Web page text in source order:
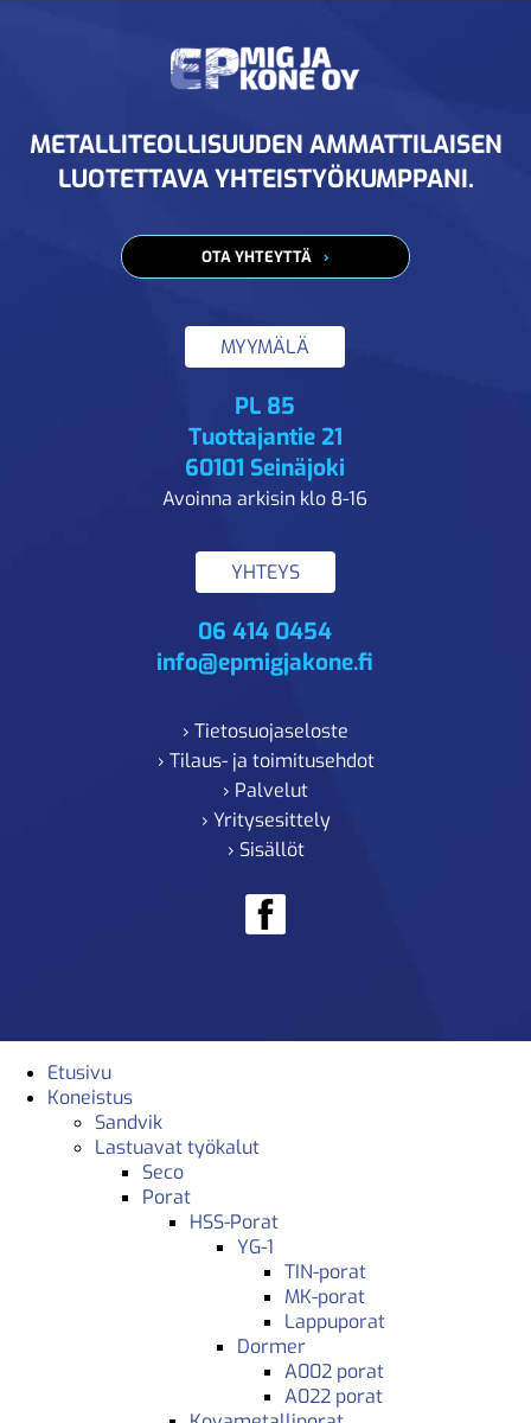
METALLITEOLLISUUDEN AMMATTILAISEN
LUOTETTAVA YHTEISTYÖKUMPPANI.
OTA YHTEYTTÄ
MYYMÄLÄ
PL 85
Tuottajantie 21
60101 Seinäjoki
Avoinna arkisin klo 8-16
YHTEYS
06 414 0454
info@epmigjakone.fi
› Tietosuojaseloste
› Tilaus- ja toimitusehdot
› Palvelut
› Yritysesittely
› Sisällöt
Etusivu
Koneistus
Sandvik
Lastuavat työkalut
Seco
Porat
HSS-Porat
YG-1
TIN-porat
MK-porat
Lappuporat
Dormer
A002 porat
A022 porat